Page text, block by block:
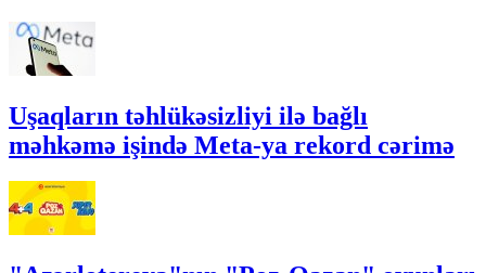
Uşaqların təhlükəsizliyi ilə bağlı
məhkəmə işində Meta-ya rekord cərimə